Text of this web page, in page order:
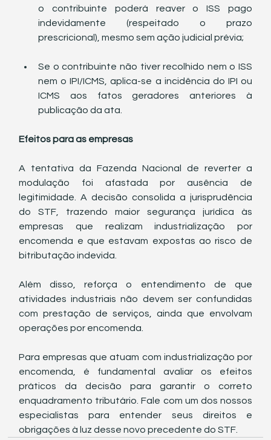
o contribuinte poderá reaver o ISS pago
indevidamente (respeitado o prazo
prescricional), mesmo sem ação judicial prévia;
Se o contribuinte não tiver recolhido nem o ISS
nem o IPI/ICMS, aplica-se a incidência do IPI ou
ICMS aos fatos geradores anteriores à
publicação da ata.
Efeitos para as empresas
A tentativa da Fazenda Nacional de reverter a
modulação foi afastada por ausência de
legitimidade. A decisão consolida a jurisprudência
do STF, trazendo maior segurança jurídica às
empresas que realizam industrialização por
encomenda e que estavam expostas ao risco de
bitributação indevida.
Além disso, reforça o entendimento de que
atividades industriais não devem ser confundidas
com prestação de serviços, ainda que envolvam
operações por encomenda.
Para empresas que atuam com industrialização por
encomenda, é fundamental avaliar os efeitos
práticos da decisão para garantir o correto
enquadramento tributário. Fale com um dos nossos
especialistas para entender seus direitos e
obrigações à luz desse novo precedente do STF.